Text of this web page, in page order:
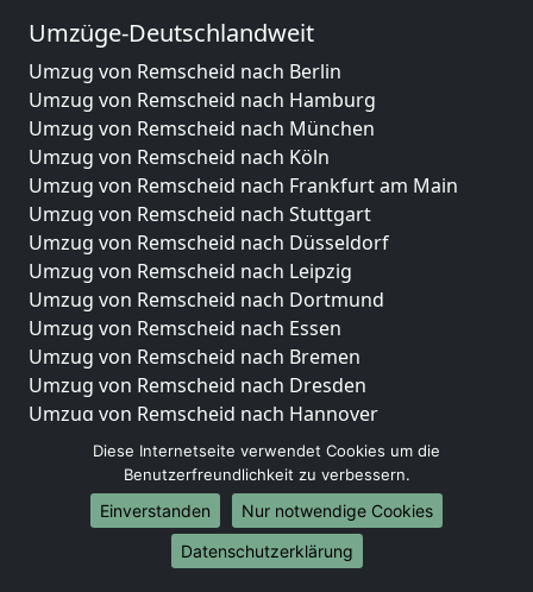
Umzüge-Deutschlandweit
Umzug von Remscheid nach Berlin
Umzug von Remscheid nach Hamburg
Umzug von Remscheid nach München
Umzug von Remscheid nach Köln
Umzug von Remscheid nach Frankfurt am Main
Umzug von Remscheid nach Stuttgart
Umzug von Remscheid nach Düsseldorf
Umzug von Remscheid nach Leipzig
Umzug von Remscheid nach Dortmund
Umzug von Remscheid nach Essen
Umzug von Remscheid nach Bremen
Umzug von Remscheid nach Dresden
Umzug von Remscheid nach Hannover
Umzug von Remscheid nach Nürnberg
Umzug von Remscheid nach Duisburg
Umzug von Remscheid nach Bochum
Umzug von Remscheid nach Wuppertal
Umzug von Remscheid nach Bielefeld
Diese Internetseite verwendet Cookies um die
Benutzerfreundlichkeit zu verbessern.
Einverstanden
Nur notwendige Cookies
Datenschutzerklärung